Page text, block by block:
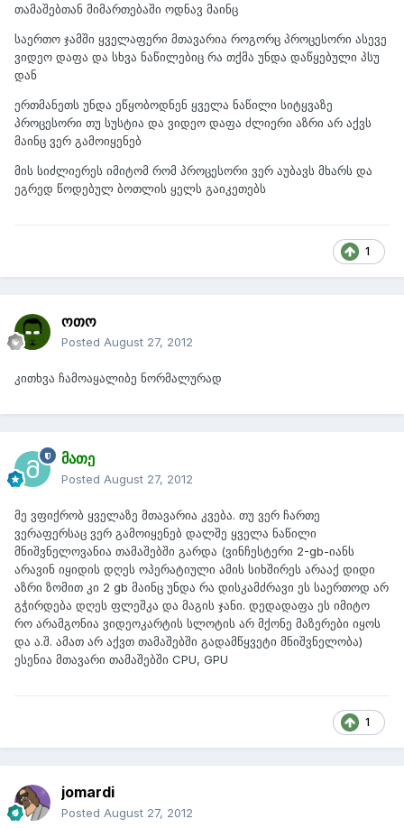
თამაშებთან მიმართებაში ოდნავ მაინც
საერთო ჯამში ყველაფერი მთავარია როგორც პროცესორი ასევე
ვიდეო დაფა და სხვა ნაწილებიც რა თქმა უნდა დაწყებული პსუ
დან
ერთმანეთს უნდა ეწყობოდნენ ყველა ნაწილი სიტყვაზე
პროცესორი თუ სუსტია და ვიდეო დაფა ძლიერი აზრი არ აქვს
მაინც ვერ გამოიყენებ
მის სიძლიერეს იმიტომ რომ პროცესორი ვერ აუბავს მხარს და
ეგრედ წოდებულ ბოთლის ყელს გაიკეთებს
1
ოთო
Posted August 27, 2012
კითხვა ჩამოაყალიბე ნორმალურად
მათე
Posted August 27, 2012
მე ვფიქრობ ყველაზე მთავარია კვება. თუ ვერ ჩართე
ვერაფერსაც ვერ გამოიყენებ დალშე ყველა ნაწილი
მნიშვნელოვანია თამაშებში გარდა (ვინჩესტერი 2-gb-იანს
არავინ იყიდის დღეს ოპერატიული ამის სიხშირეს არააქ დიდი
აზრი ზომით კი 2 gb მაინც უნდა რა დისკამძრავი ეს საერთოდ არ
გჭირდება დღეს ფლეშკა და მაგის ჯანი. დედადაფა ეს იმიტო
რო არამგონია ვიდეოკარტის სლოტის არ მქონე მაზერები იყოს
და ა.შ. ამათ არ აქვთ თამაშებში გადამწყვეტი მნიშვნელობა)
ესენია მთავარი თამაშებში CPU, GPU
1
jomardi
Posted August 27, 2012